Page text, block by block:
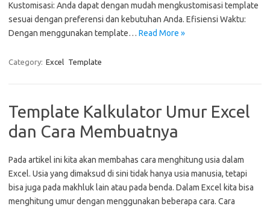
Kustomisasi: Anda dapat dengan mudah mengkustomisasi template
sesuai dengan preferensi dan kebutuhan Anda. Efisiensi Waktu:
Dengan menggunakan template… Read More »
Category: Excel Template
Template Kalkulator Umur Excel
dan Cara Membuatnya
Pada artikel ini kita akan membahas cara menghitung usia dalam
Excel. Usia yang dimaksud di sini tidak hanya usia manusia, tetapi
bisa juga pada makhluk lain atau pada benda. Dalam Excel kita bisa
menghitung umur dengan menggunakan beberapa cara. Cara